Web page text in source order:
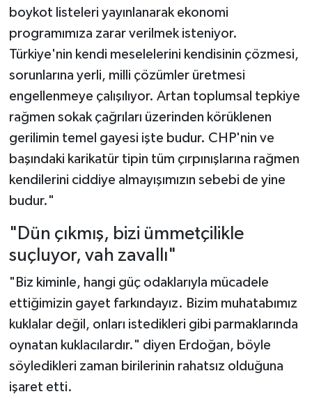
boykot listeleri yayınlanarak ekonomi
programımıza zarar verilmek isteniyor.
Türkiye'nin kendi meselelerini kendisinin çözmesi,
sorunlarına yerli, milli çözümler üretmesi
engellenmeye çalışılıyor. Artan toplumsal tepkiye
rağmen sokak çağrıları üzerinden körüklenen
gerilimin temel gayesi işte budur. CHP'nin ve
başındaki karikatür tipin tüm çırpınışlarına rağmen
kendilerini ciddiye almayışımızın sebebi de yine
budur."
"Dün çıkmış, bizi ümmetçilikle
suçluyor, vah zavallı"
"Biz kiminle, hangi güç odaklarıyla mücadele
ettiğimizin gayet farkındayız. Bizim muhatabımız
kuklalar değil, onları istedikleri gibi parmaklarında
oynatan kuklacılardır." diyen Erdoğan, böyle
söyledikleri zaman birilerinin rahatsız olduğuna
işaret etti.